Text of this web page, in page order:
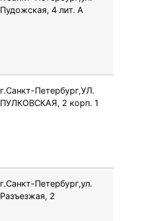
Пудожская, 4 лит. А
г.Санкт-Петербург,УЛ.
ПУЛКОВСКАЯ, 2 корп. 1
г.Санкт-Петербург,ул.
Разъезжая, 2